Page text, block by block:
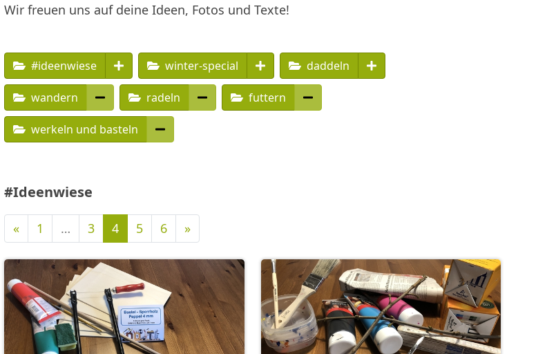
Wir freuen uns auf deine Ideen, Fotos und Texte!
#ideenwiese winter-special daddeln
wandern radeln futtern
werkeln und basteln
#Ideenwiese
«Vorherige
1 … 3 4 5 6 »Nächste